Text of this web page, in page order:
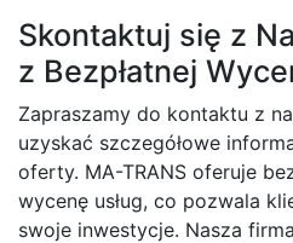
Skontaktuj się z
z Bezpłatnej
Zapraszamy do kontaktu z
uzyskać szczegółowe
oferty. MA-TRANS oferuje
wycenę usług, co pozwala
swoje inwestycje. Nasza